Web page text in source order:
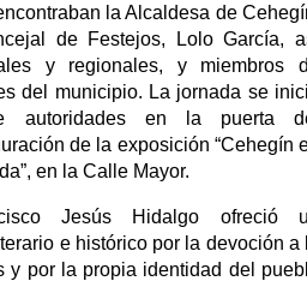
la Alcaldesa de
de Festejos, Lolo García,
y regionales, y miembros
del municipio. La jornada se
autoridades en la puerta
de la exposición “Cehegín
en la Calle Mayor.
Jesús Hidalgo ofreció
e histórico por la devoción a
y por la propia identidad del